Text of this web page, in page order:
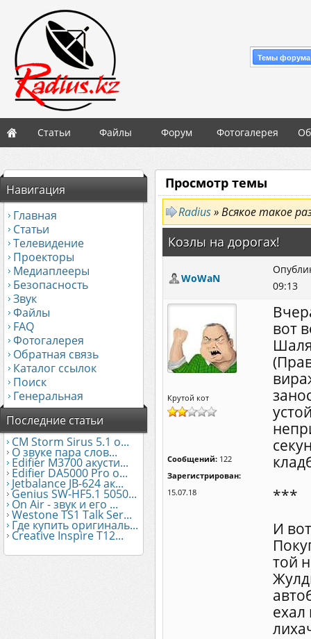
Темы
Статьи Файлы Форум Фотогалерея
Навигация
Главная
Статьи
Телевидение
Проекторы
Медиаплееры
Безопасность
Звук
Файлы
FAQ
Фотогалерея
Обратная связь
Каталог ссылок
Поиск
Генеральная
Последние статьи
CM Storm Sirus 5.1 о...
О звуке пара слов...
Edifier М3700 акусти...
Edifier DA5000 Pro о...
Jetbalance JB-624 ак...
Genius SW-HF5.1 5050...
On Air - звук и его ...
Westone TS1 Talk Ser...
Где купить оригиналь...
Creative Inspire T12...
Просмотр темы
Radius» Всякое такое
Козлы на дорогах!
WoWaN
09:13
Крутой кот
Сообщений: 122
Зарегистрирован:
15.07.18
вот
***
И
той
ехал